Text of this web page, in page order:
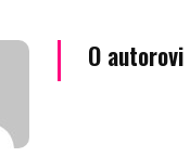
O autorovi